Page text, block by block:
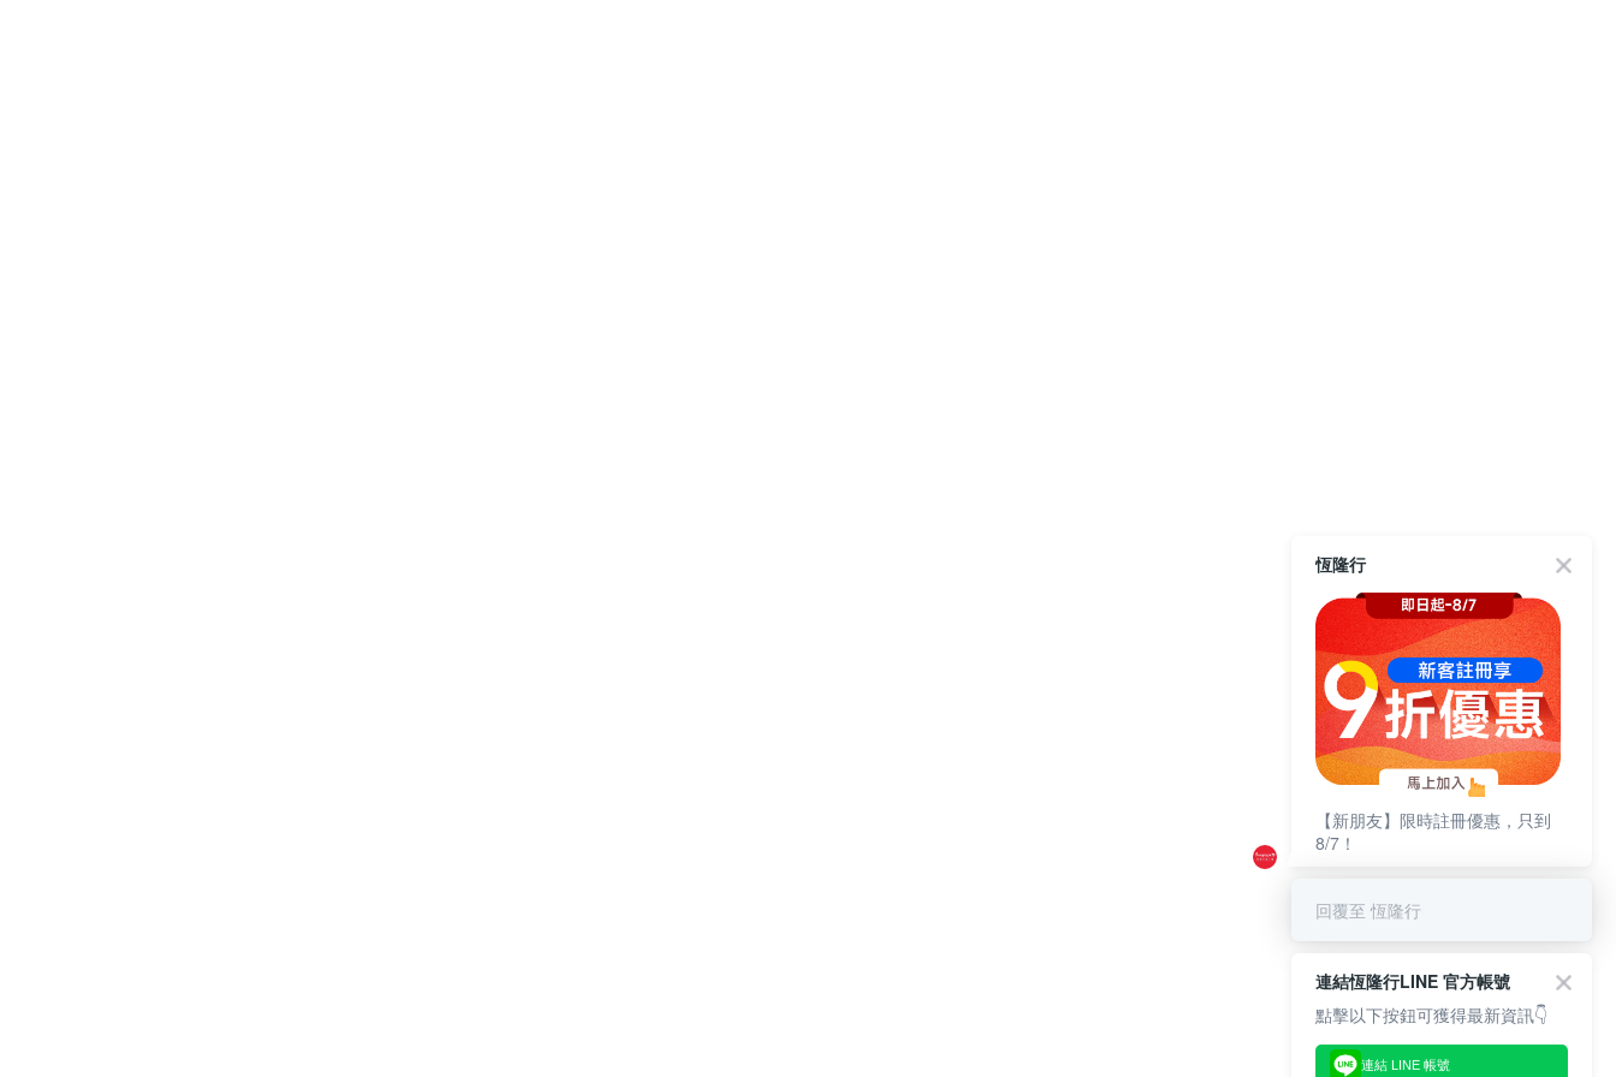
恆隆行
【新朋友】限時註冊優惠，只到
8/7！
回覆至 恆隆行
連結恆隆行LINE 官方帳號
點擊以下按鈕可獲得最新資訊👇
連結 LINE 帳號